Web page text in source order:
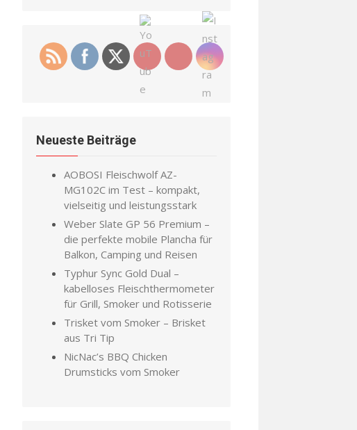
Neueste Beiträge
AOBOSI Fleischwolf AZ-
MG102C im Test – kompakt,
vielseitig und leistungsstark
Weber Slate GP 56 Premium –
die perfekte mobile Plancha für
Balkon, Camping und Reisen
Typhur Sync Gold Dual –
kabelloses Fleischthermometer
für Grill, Smoker und Rotisserie
Trisket vom Smoker – Brisket
aus Tri Tip
NicNac’s BBQ Chicken
Drumsticks vom Smoker